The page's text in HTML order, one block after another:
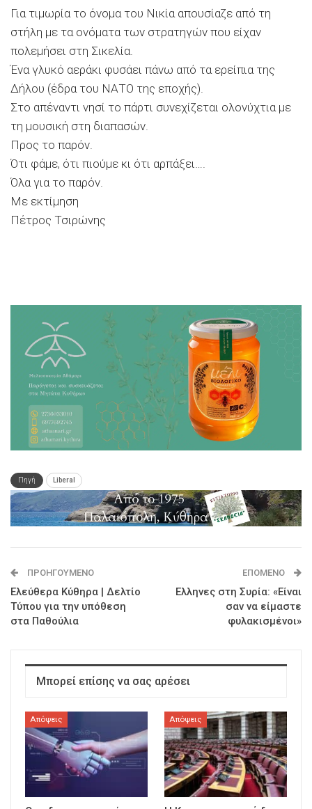
Για τιμωρία το όνομα του Νικία απουσίαζε από τη
στήλη με τα ονόματα των στρατηγών που είχαν
πολεμήσει στη Σικελία.
Ένα γλυκό αεράκι φυσάει πάνω από τα ερείπια της
Δήλου (έδρα του ΝΑΤΟ της εποχής).
Στο απέναντι νησί το πάρτι συνεχίζεται ολονύχτια με
τη μουσική στη διαπασών.
Προς το παρόν.
Ότι φάμε, ότι πιούμε κι ότι αρπάξει….
Όλα για το παρόν.
Με εκτίμηση
Πέτρος Τσιρώνης
Πηγή Liberal
ΠΡΟΗΓΟΎΜΕΝΟ
Ελεύθερα Κύθηρα | Δελτίο
Τύπου για την υπόθεση
στα Παθούλια
ΕΠΌΜΕΝΟ
Ελληνες στη Συρία: «Είναι
σαν να είμαστε
φυλακισμένοι»
Μπορεί επίσης να σας αρέσει
Απόψεις Απόψεις